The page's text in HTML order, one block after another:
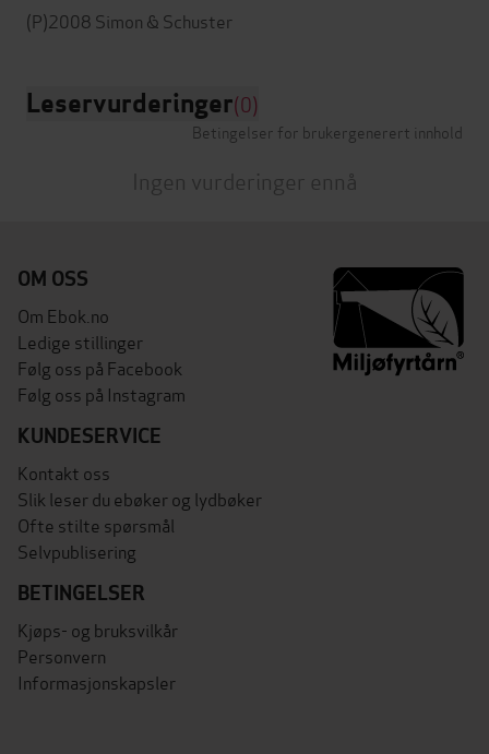
Leservurderinger(0)
Betingelser for brukergenerert innhold
Ingen vurderinger ennå
OM OSS
Om Ebok.no
Ledige stillinger
Følg oss på Facebook
Følg oss på Instagram
KUNDESERVICE
Kontakt oss
Slik leser du ebøker og lydbøker
Ofte stilte spørsmål
Selvpublisering
BETINGELSER
Kjøps- og bruksvilkår
Personvern
Informasjonskapsler